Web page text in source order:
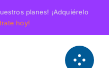
planes! ¡Adquiérelo
hoy!